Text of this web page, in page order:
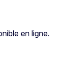
en ligne.